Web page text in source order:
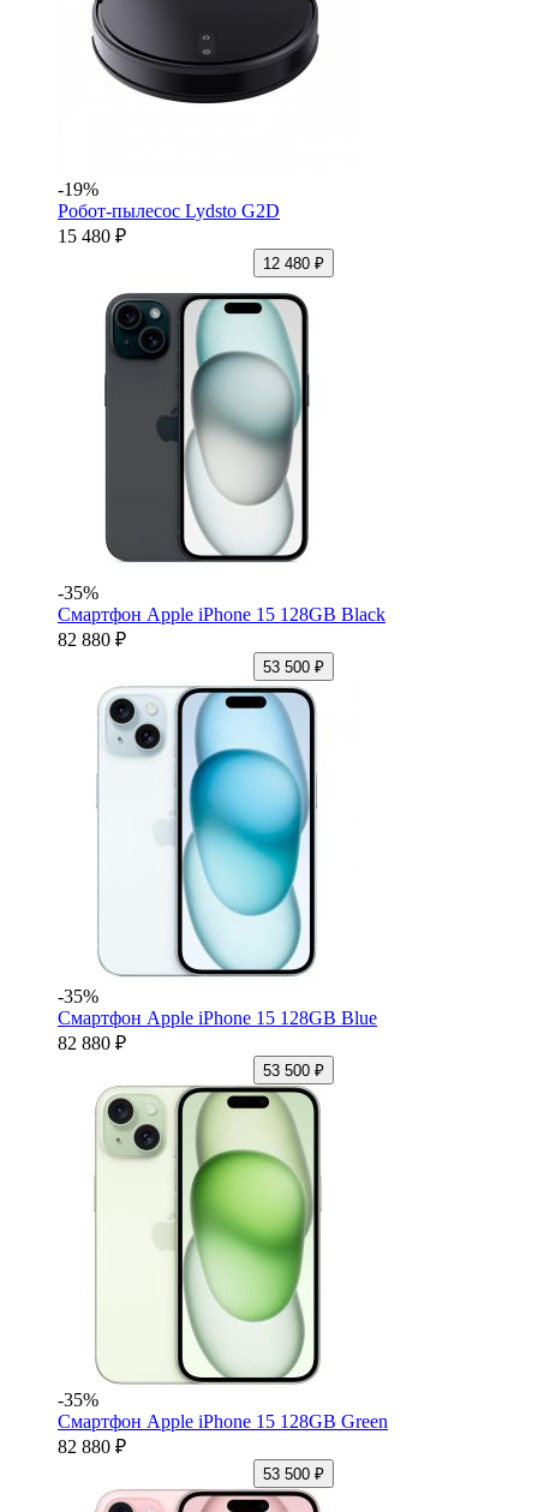
-19%
Робот-пылесос Lydsto G2D
15 480 ₽
12 480 ₽
-35%
Смартфон Apple iPhone 15 128GB Black
82 880 ₽
53 500 ₽
-35%
Смартфон Apple iPhone 15 128GB Blue
82 880 ₽
53 500 ₽
-35%
Смартфон Apple iPhone 15 128GB Green
82 880 ₽
53 500 ₽